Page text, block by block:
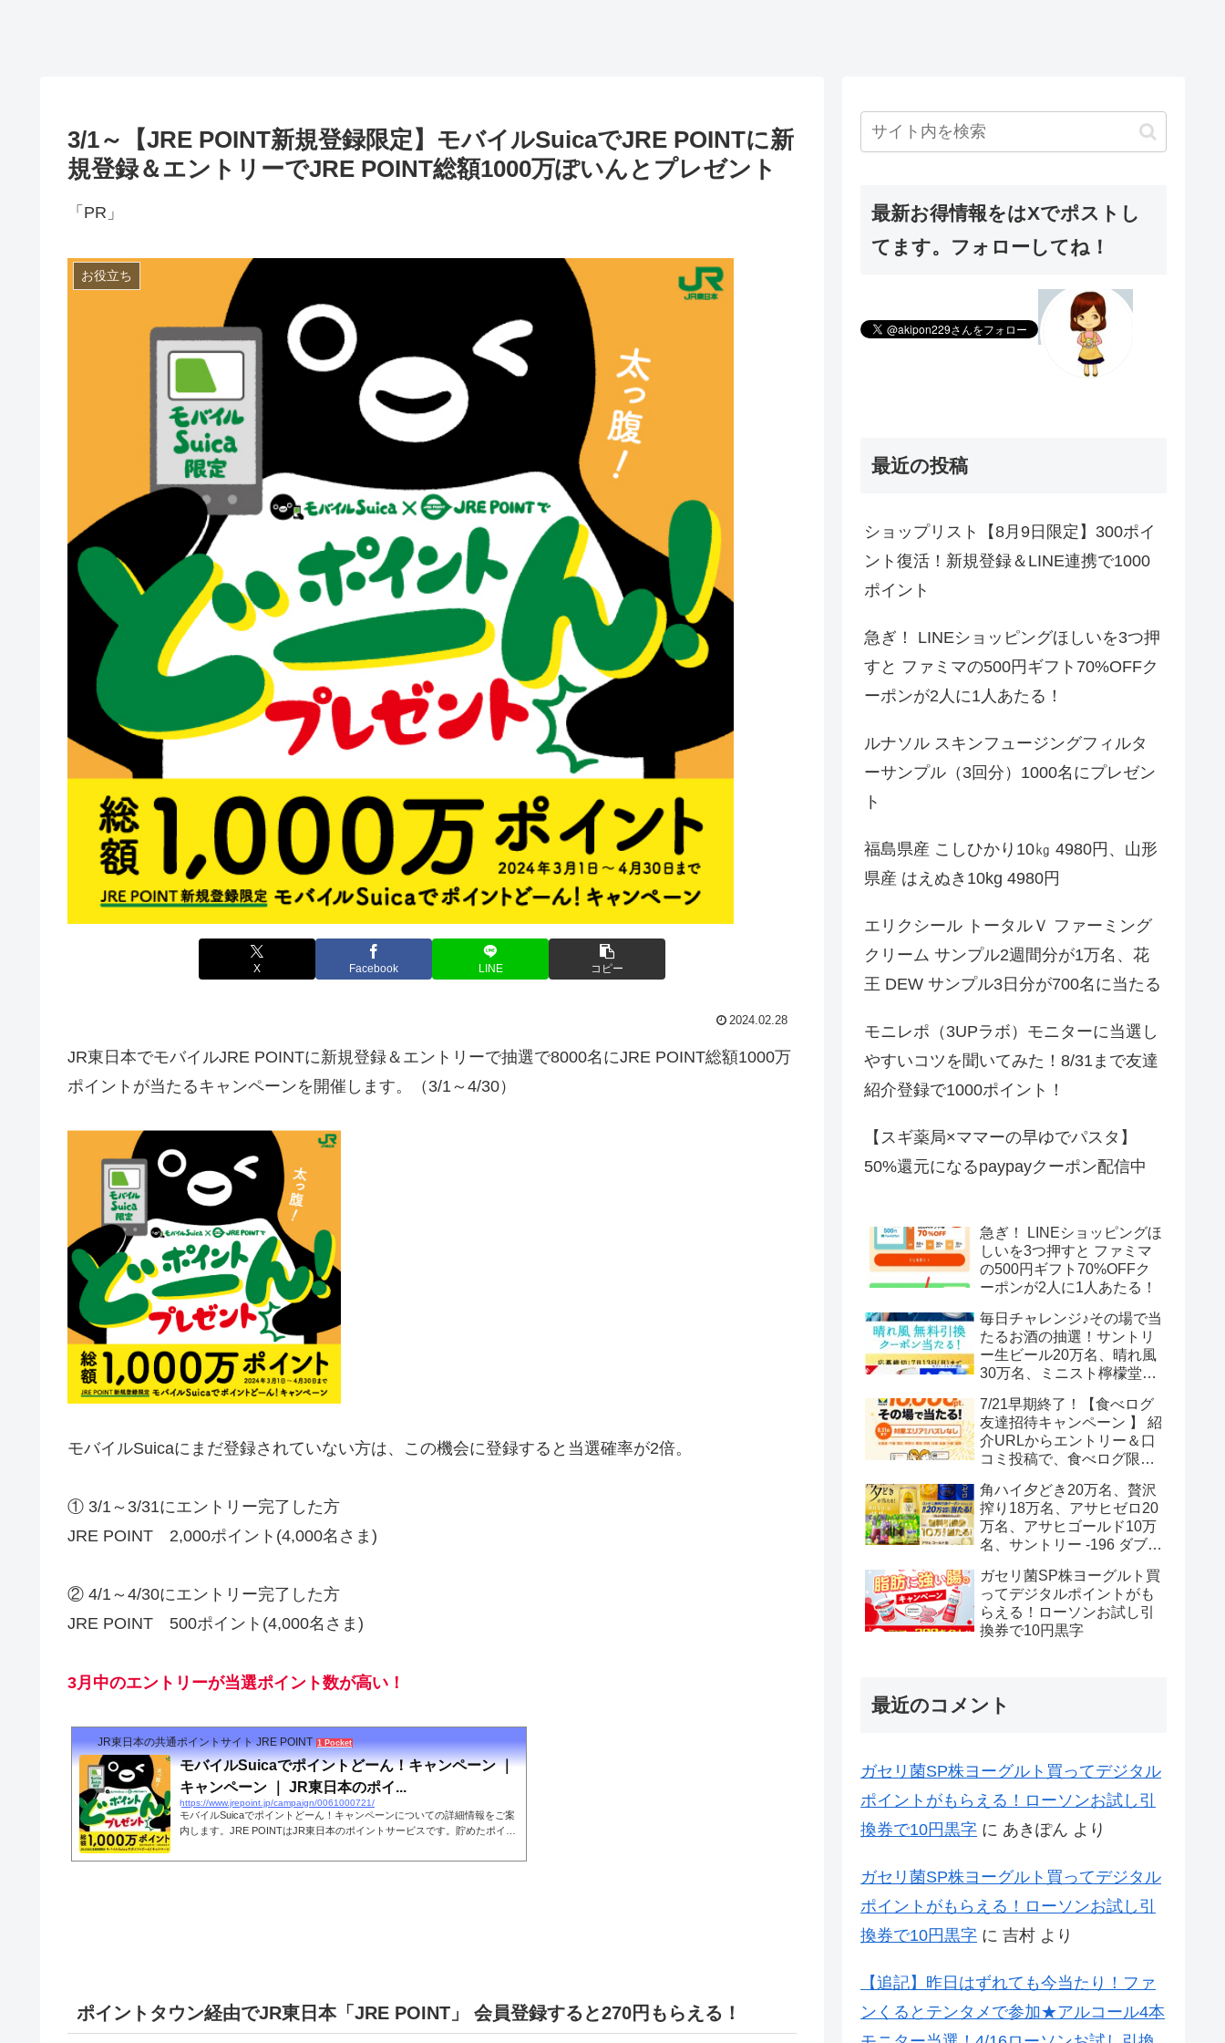
3/1～【JRE POINT新規登録限定】モバイルSuicaでJRE POINTに新
規登録＆エントリーでJRE POINT総額1000万ぽいんとプレゼント
「PR」
お役立ち
X Facebook LINE コピー
2024.02.28
JR東日本でモバイルJRE POINTに新規登録＆エントリーで抽選で8000名にJRE POINT総額1000万
ポイントが当たるキャンペーンを開催します。（3/1～4/30）
モバイルSuicaにまだ登録されていない方は、この機会に登録すると当選確率が2倍。
① 3/1～3/31にエントリー完了した方
JRE POINT 2,000ポイント(4,000名さま)
② 4/1～4/30にエントリー完了した方
JRE POINT 500ポイント(4,000名さま)
3月中のエントリーが当選ポイント数が高い！
JR東日本の共通ポイントサイト JRE POINT 1 Pocket
モバイルSuicaでポイントどーん！キャンペーン ｜
キャンペーン ｜ JR東日本のポイ...
https://www.jrepoint.jp/campaign/0061000721/
モバイルSuicaでポイントどーん！キャンペーンについての詳細情報をご案
内します。JRE POINTはJR東日本のポイントサービスです。貯めたポイン
ができます。
ポイントタウン経由でJR東日本「JRE POINT」 会員登録すると270円もらえる！
最新お得情報をはXでポストし
てます。フォローしてね！
最近の投稿
ショップリスト【8月9日限定】300ポイ
ント復活！新規登録＆LINE連携で1000
ポイント
急ぎ！ LINEショッピングほしいを3つ押
すと ファミマの500円ギフト70%OFFク
ーポンが2人に1人あたる！
ルナソル スキンフュージングフィルタ
ーサンプル（3回分）1000名にプレゼン
ト
福島県産 こしひかり10㎏ 4980円、山形
県産 はえぬき10kg 4980円
エリクシール トータルＶ ファーミング
クリーム サンプル2週間分が1万名、花
王 DEW サンプル3日分が700名に当たる
モニレポ（3UPラボ）モニターに当選し
やすいコツを聞いてみた！8/31まで友達
紹介登録で1000ポイント！
【スギ薬局×ママーの早ゆでパスタ】
50%還元になるpaypayクーポン配信中
急ぎ！ LINEショッピングほ
しいを3つ押すと ファミマ
の500円ギフト70%OFFク
ーポンが2人に1人あたる！
毎日チャレンジ♪その場で当
たるお酒の抽選！サントリ
ー生ビール20万名、晴れ風
30万名、ミニスト檸檬堂2
ボール12.3万名
7/21早期終了！【食べログ
友達招待キャンペーン 】 紹
介URLからエントリー＆口
コミ投稿で、食べログ限定
トがもらえる
角ハイ夕どき20万名、贅沢
搾り18万名、アサヒゼロ20
万名、アサヒゴールド10万
名、サントリー -196 ダブル
ガセリ菌SP株ヨーグルト買
ってデジタルポイントがも
らえる！ローソンお試し引
換券で10円黒字
最近のコメント
ガセリ菌SP株ヨーグルト買ってデジタル
ポイントがもらえる！ローソンお試し引
換券で10円黒字 に あきぽん より
ガセリ菌SP株ヨーグルト買ってデジタル
ポイントがもらえる！ローソンお試し引
換券で10円黒字 に 吉村 より
【追記】昨日はずれても今当たり！ファ
ンくるとテンタメで参加★アルコール4本